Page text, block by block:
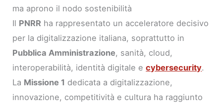
ma aprono il nodo sostenibilità
Il PNRR ha rappresentato un acceleratore decisivo
per la digitalizzazione italiana, soprattutto in
Pubblica Amministrazione, sanità, cloud,
interoperabilità, identità digitale ecybersecurity.
La Missione 1 dedicata a digitalizzazione,
innovazione, competitività e cultura ha raggiunto